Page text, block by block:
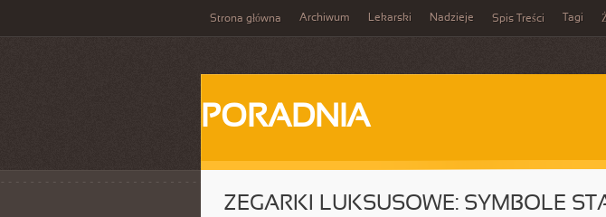
Strona główna Archiwum Lekarski Nadzieje Spis Treści Tagi
PORADNIA
ZEGARKI LUKSUSOWE: SYMBOLE